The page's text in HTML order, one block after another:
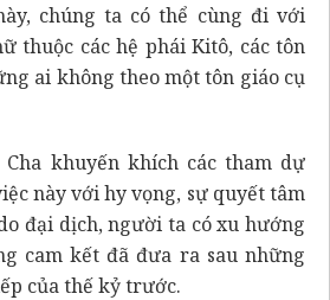
chúng ta có thể cùng đi với
thuộc các hệ phái Kitô, các tôn
ai không theo một tôn giáo cụ
khuyến khích các tham dự
này với hy vọng, sự quyết tâm
đại dịch, người ta có xu hướng
cam kết đã đưa ra sau những
của thế kỷ trước.